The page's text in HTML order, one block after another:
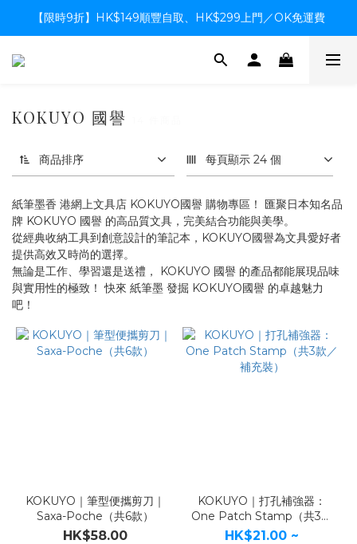
【限時9折】HK$149順豐自取、HK$299上門／OK免運費
【限時9折】HK$149順豐自取、HK$299上門／OK免運費
支付系統升級中，暫停信用卡支付至8月中，造成不便感謝諒解
KOKUYO 國譽
商品排序 每頁顯示 24 個
紙筆墨香 港網上文具店 KOKUYO國譽 購物專區！ 匯聚日本知名品
牌 KOKUYO 國譽 的高品質文具，完美結合功能與美學。
從經典收納工具到創意設計的筆記本，KOKUYO國譽為文具愛好者
提供高效又時尚的選擇。
無論是工作、學習還是送禮，
KOKUYO 國譽 的產品都能展現品味
與實用性的極致！ 快來 紙筆墨 發掘 KOKUYO國譽 的卓越魅力
吧！
KOKUYO｜筆型便攜剪刀｜
Saxa-Poche（共6款）
HK$58.00
KOKUYO｜打孔補強器：
One Patch Stamp（共3款
／補充裝）
HK$21.00 ~